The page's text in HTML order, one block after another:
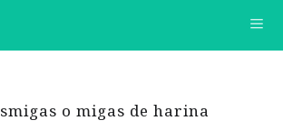
o migas de harina